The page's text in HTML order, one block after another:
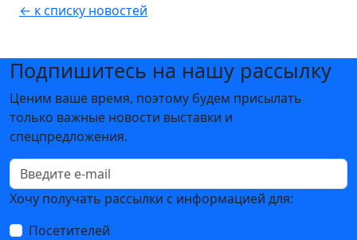
← к списку новостей
Подпишитесь на нашу рассылку
Ценим ваше время, поэтому будем присылать
только важные новости выставки и
спецпредложения.
Хочу получать рассылки с информацией для:
Посетителей